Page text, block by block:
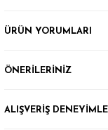
ÜRÜN YORUMLARI
ÖNERİLERİNİZ
ALIŞVERİŞ